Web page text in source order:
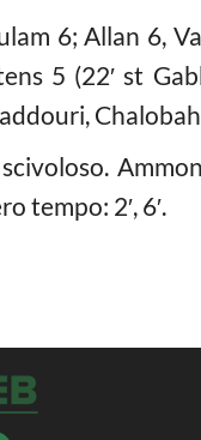
6; Allan 6,
5 (22′ st
tempo: 2′, 6′.